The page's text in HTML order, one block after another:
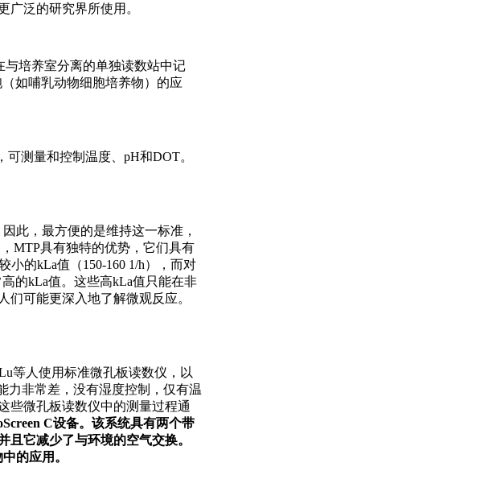
泛的研究界所使用。
与培养室分离的单独读数站中记
如哺乳动物细胞培养物）的应
可测量和控制温度、pH和DOT。
此，最方便的是维持这一标准，
MTP具有独特的优势，它们具有
的kLa值（150-160 1/h），而对
的kLa值。这些高kLa值只能在非
可能更深入地了解微观反应。
等人使用标准微孔板读数仪，以
力非常差，没有湿度控制，仅有温
些微孔板读数仪中的测量过程通
C设备。该系统具有两个带
它减少了与环境的空气交换。
的应用。